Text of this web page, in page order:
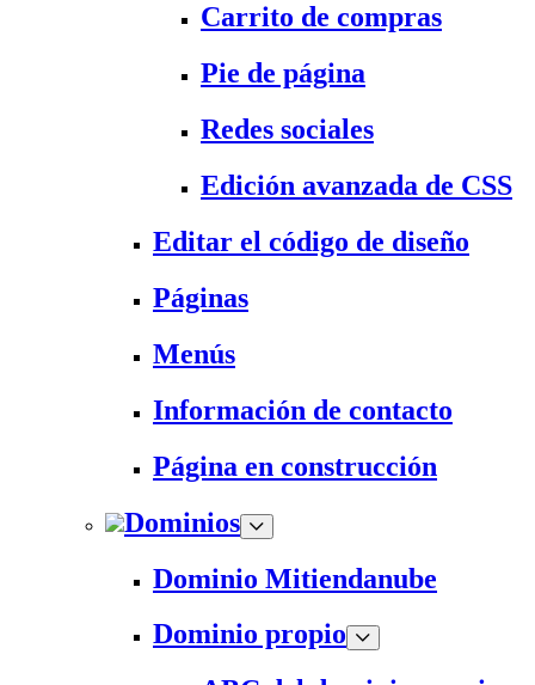
Carrito de compras
Pie de página
Redes sociales
Edición avanzada de CSS
Editar el código de diseño
Páginas
Menús
Información de contacto
Página en construcción
Dominios
Dominio Mitiendanube
Dominio propio